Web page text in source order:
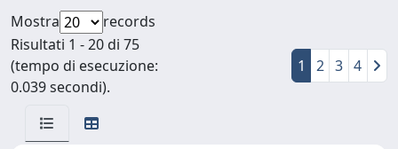
Mostra
records
Risultati 1 - 20 di 75
(tempo di esecuzione:
0.039 secondi).
1 2 3 4